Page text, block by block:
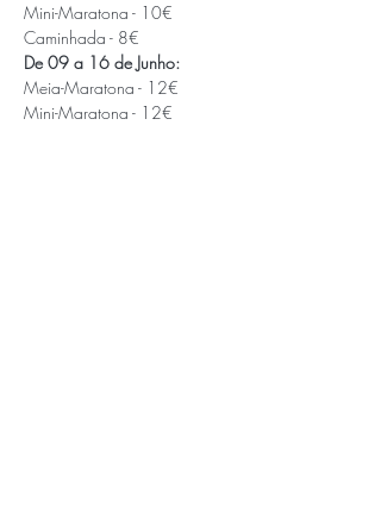
Mini-Maratona - 10€
Caminhada - 8€
De 09 a 16 de Junho:
Meia-Maratona - 12€
Mini-Maratona - 12€